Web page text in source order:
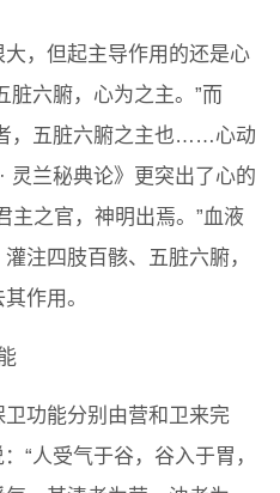
，但起主导作用的还是心
脏六腑，心为之主。”而
，五脏六腑之主也……心动
灵兰秘典论》更突出了心的
主之官，神明出焉。”血液
注四肢百骸、五脏六腑，
作用。
功能分别由营和卫来完
“人受气于谷，谷入于胃，